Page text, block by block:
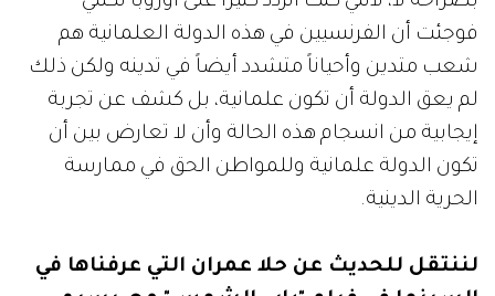
فوجئت أن الفرنسيين في هذه الدولة العلمانية هم
شعب متدين وأحياناً متشدد أيضاً في تدينه ولكن ذلك
لم يعق الدولة أن تكون علمانية، بل كشف عن تجربة
إيجابية من انسجام هذه الحالة وأن لا تعارض بين أن
تكون الدولة علمانية وللمواطن الحق في ممارسة
الحرية الدينية.
لننتقل للحديث عن حلا عمران التي عرفناها في